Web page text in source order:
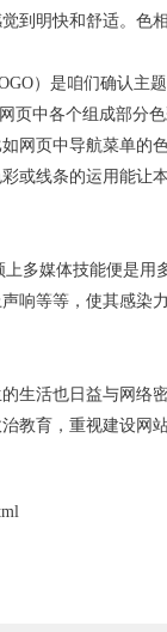
到明快和舒适。色
）是咱们确认主
页中各个组成部分
网页中导航菜单的
或线条的运用能让
多媒体技能便是用
响等等，使其感染
生活也日益与网络
教育，重视建设网